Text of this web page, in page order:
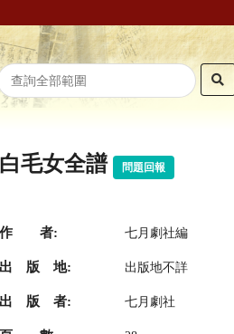
白毛女全譜 問題回報
作 者: 七月劇社編
出 版 地: 出版地不詳
出 版 者: 七月劇社